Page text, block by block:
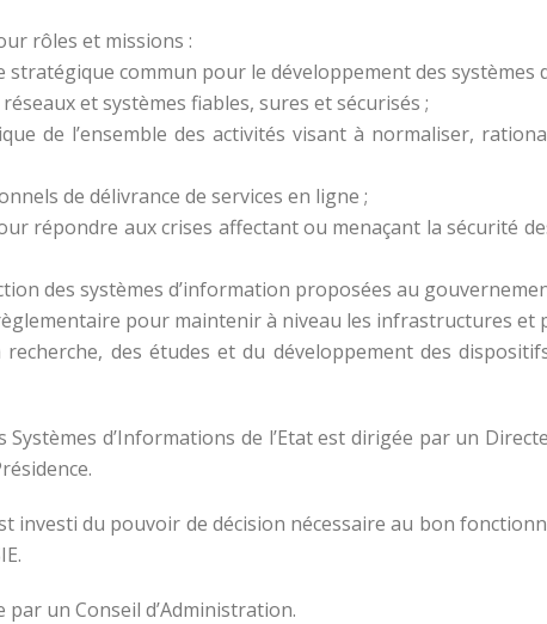
rôles et missions :
commun pour le développement des systèmes
et systèmes fiables, sures et sécurisés ;
de l’ensemble des activités visant à normaliser,
de délivrance de services en ligne ;
répondre aux crises affectant ou menaçant la sécurité
des systèmes d’information proposées au
pour maintenir à niveau les infrastructures et
des études et du développement des
Systèmes d’Informations de l’Etat est dirigée par un
investi du pouvoir de décision nécessaire au bon
par un Conseil d’Administration.